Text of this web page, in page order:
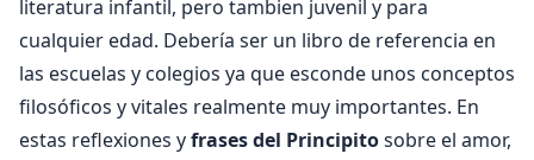
literatura infantil, pero tambien juvenil y para
cualquier edad. Debería ser un libro de referencia en
las escuelas y colegios ya que esconde unos conceptos
filosóficos y vitales realmente muy importantes. En
estas reflexiones yfrases del Principitosobre el amor,